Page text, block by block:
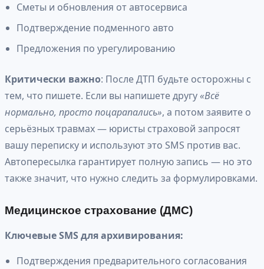
Сметы и обновления от автосервиса
Подтверждение подменного авто
Предложения по урегулированию
Критически важно: После ДТП будьте осторожны с
тем, что пишете. Если вы напишете другу«Всё
нормально, просто поцарапались», а потом заявите о
серьёзных травмах — юристы страховой запросят
вашу переписку и используют это SMS против вас.
Автопересылка гарантирует полную запись — но это
также значит, что нужно следить за формулировками.
Медицинское страхование (ДМС)
Ключевые SMS для архивирования:
Подтверждения предварительного согласования